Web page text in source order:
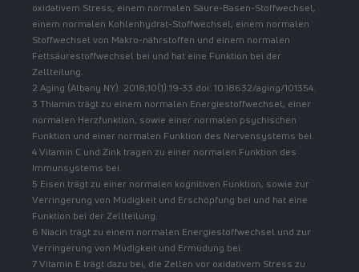
oxidativem Stress, einem normalen Säure-Basen-Stoffwechsel,
einem normalen Kohlenhydrat-Stoffwechsel, einem normalen
Stoffwechsel von Makro-nährstoffen und einem normalen
Fettsäurestoffwechsel bei und hat eine Funktion bei der
Zellteilung.
2 Aging (Albany NY). 2018;10(1):19-33 doi: 10.18632/aging/101354.
3 Thiamin trägt zu einem normalen Energiestoffwechsel, einer
normalen Herzfunktion, sowie einer normalen psychischen
Funktion und einer normalen Funktion des Nervensystems bei.
4 Vitamin C und Zink tragen zu einer normalen Funktion des
Immunsystems bei.
5 Eisen trägt zu einer normalen kognitiven Funktion, sowie zur
Verringerung von Müdigkeit und Erschöpfung bei und hat eine
Funktion bei der Zellteilung.
6 Niacin trägt zu einem normalen Energiestoffwechsel und zur
Verringerung von Müdigkeit und Ermüdung bei.
7 Vitamin E trägt dazu bei, die Zellen vor oxidativem Stress zu